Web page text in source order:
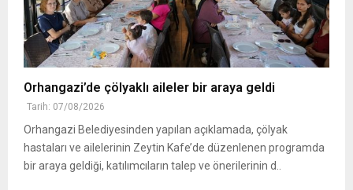
Orhangazi’de çölyaklı aileler bir araya geldi
Tarih: 07/08/2026
Orhangazi Belediyesinden yapılan açıklamada, çölyak
hastaları ve ailelerinin Zeytin Kafe’de düzenlenen programda
bir araya geldiği, katılımcıların talep ve önerilerinin d..